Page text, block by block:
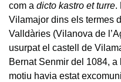
com a dicto kastro et turre.
Vilamajor dins els termes
Valldàries (Vilanova de
usurpat el castell de
Bernat Senmir del 1084, a
motiu havia estat